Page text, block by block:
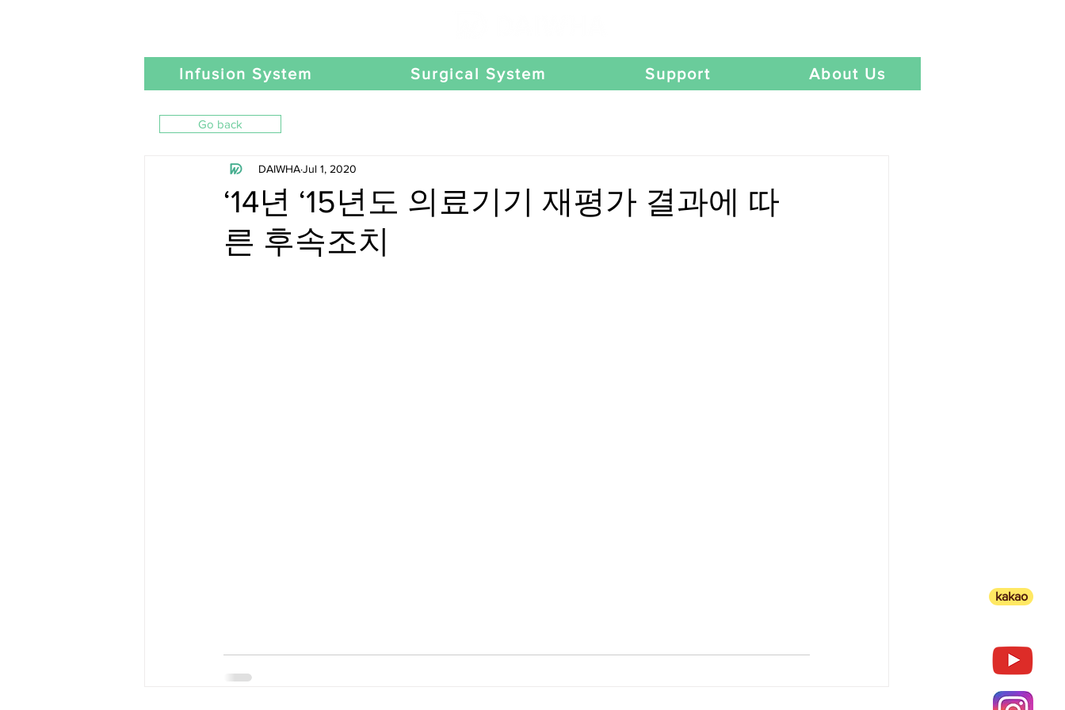
Infusion System Surgical System Support About Us
‘14년 ‘15년도 의료기기 재평가 결과에 따
른 후속조치
DAIWHAJul 1, 2020
Go back
kakao